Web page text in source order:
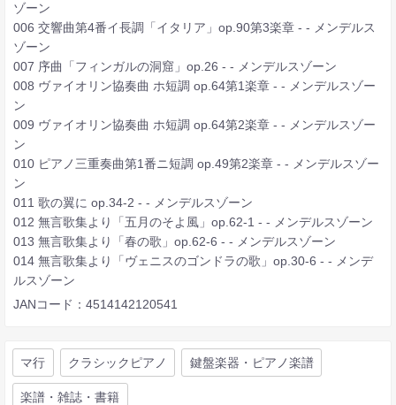
ゾーン
006 交響曲第4番イ長調「イタリア」op.90第3楽章 - - メンデルス
ゾーン
007 序曲「フィンガルの洞窟」op.26 - - メンデルスゾーン
008 ヴァイオリン協奏曲 ホ短調 op.64第1楽章 - - メンデルスゾー
ン
009 ヴァイオリン協奏曲 ホ短調 op.64第2楽章 - - メンデルスゾー
ン
010 ピアノ三重奏曲第1番ニ短調 op.49第2楽章 - - メンデルスゾー
ン
011 歌の翼に op.34-2 - - メンデルスゾーン
012 無言歌集より「五月のそよ風」op.62-1 - - メンデルスゾーン
013 無言歌集より「春の歌」op.62-6 - - メンデルスゾーン
014 無言歌集より「ヴェニスのゴンドラの歌」op.30-6 - - メンデ
ルスゾーン
JANコード：4514142120541
マ行 クラシックピアノ 鍵盤楽器・ピアノ楽譜
楽譜・雑誌・書籍